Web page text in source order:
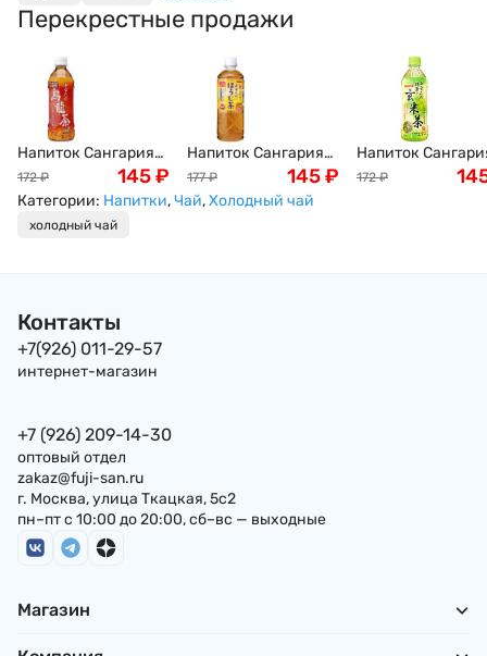
Перекрестные продажи
Напиток Сангария
Холодный Японский
чай " Ваш зеленый
чай-Улун", без
сахара, с
172 ₽ 145₽
Напиток Сангария
Холодный Японский
чай "Ваш Чай
177 ₽ 145₽
Напиток
Холодный
172 ₽
Категории: Напитки,Чай,Холодный чай
холодный чай
Контакты
+7(926) 011-29-57
интернет-магазин
+7 (926) 209-14-30
оптовый отдел
zakaz@fuji-san.ru
г. Москва, улица Ткацкая, 5с2
пн–пт с 10:00 до 20:00, сб–вс — выходные
Магазин